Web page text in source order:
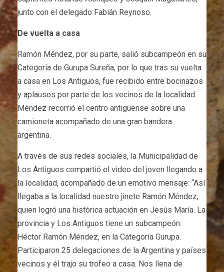
junto con el delegado Fabián Reynoso.
De vuelta a casa
Ramón Méndez, por su parte, salió subcampeón en su
Categoría de Gurupa Sureña, por lo que tras su vuelta
a casa en Los Antiguos, fue recibido entre bocinazos
y aplausos por parte de los vecinos de la localidad.
Méndez recorrió el centro antigüense sobre una
camioneta acompañado de una gran bandera
argentina.
A través de sus redes sociales, la Municipalidad de
Los Antiguos compartió el video del joven llegando a
la localidad, acompañado de un emotivo mensaje: “Así
llegaba a la localidad nuestro jinete Ramón Méndez,
quien logró una histórica actuación en Jesús María. La
provincia y Los Antiguos tiene un subcampeón:
Héctor Ramón Méndez, en la Categoría Gurupa.
Participaron 25 delegaciones de la Argentina y países
vecinos y él trajo su trofeo a casa. Nos llena de